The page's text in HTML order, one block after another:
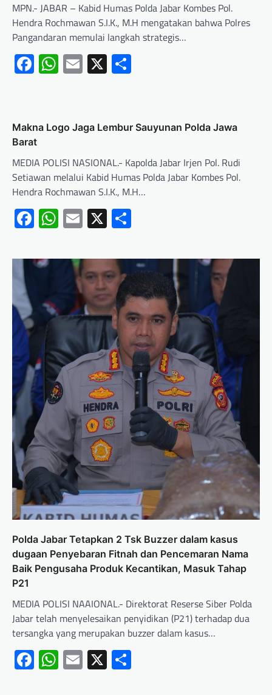
MPN.- JABAR – Kabid Humas Polda Jabar Kombes Pol.
Hendra Rochmawan S.I.K., M.H mengatakan bahwa Polres
Pangandaran memulai langkah strategis…
Facebook
WhatsApp
Email
X
Makna Logo Jaga Lembur Sauyunan Polda Jawa
Barat
MEDIA POLISI NASIONAL.- Kapolda Jabar Irjen Pol. Rudi
Setiawan melalui Kabid Humas Polda Jabar Kombes Pol.
Hendra Rochmawan S.I.K., M.H…
Facebook
WhatsApp
Email
X
Polda Jabar Tetapkan 2 Tsk Buzzer dalam kasus
dugaan Penyebaran Fitnah dan Pencemaran Nama
Baik Pengusaha Produk Kecantikan, Masuk Tahap
P21
MEDIA POLISI NAAIONAL.- Direktorat Reserse Siber Polda
Jabar telah menyelesaikan penyidikan (P21) terhadap dua
tersangka yang merupakan buzzer dalam kasus…
Facebook
WhatsApp
Email
X